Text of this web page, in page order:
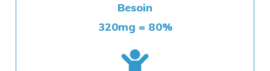
Besoin
320mg = 80%